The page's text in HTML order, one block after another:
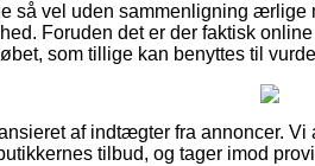
så vel uden sammenligning ærlige
Foruden det er der faktisk
som tillige kan benyttes til
af indtægter fra annoncer.
tilbud, og tager imod